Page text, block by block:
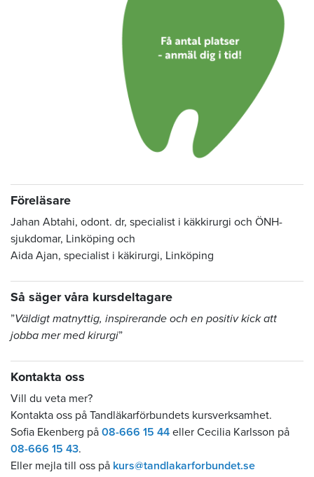
Föreläsare
Jahan Abtahi, odont. dr, specialist i käkkirurgi och ÖNH-
sjukdomar, Linköping och
Aida Ajan, specialist i käkirurgi, Linköping
Så säger våra kursdeltagare
”Väldigt matnyttig, inspirerande och en positiv kick att
jobba mer med kirurgi”
Kontakta oss
Vill du veta mer?
Kontakta oss på Tandläkarförbundets kursverksamhet.
Sofia Ekenberg på 08-666 15 44 eller Cecilia Karlsson på
08-666 15 43.
Eller mejla till oss på kurs@tandlakarforbundet.se